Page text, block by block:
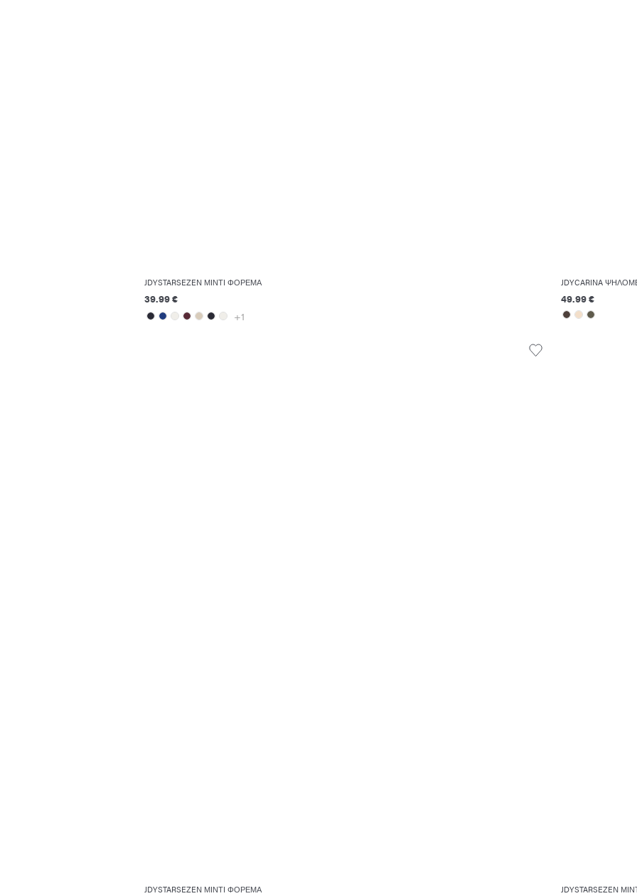
JDYSTARSEZEN ΜΊΝΤΙ ΦΌΡΕΜΑ
39.99 €
+1
JDYCARINA
49.99 €
JDYSTARSEZEN ΜΊΝΤΙ ΦΌΡΕΜΑ JDYSTARSEZEN